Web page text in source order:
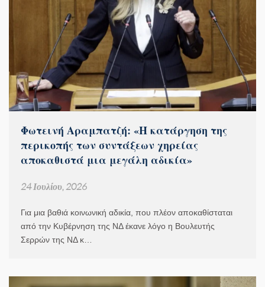
Φωτεινή Αραμπατζή: «Η κατάργηση της
περικοπής των συντάξεων χηρείας
αποκαθιστά μια μεγάλη αδικία»
24 Ιουλίου, 2026
Για μια βαθιά κοινωνική αδικία, που πλέον αποκαθίσταται
από την Κυβέρνηση της ΝΔ έκανε λόγο η Βουλευτής
Σερρών της ΝΔ κ…